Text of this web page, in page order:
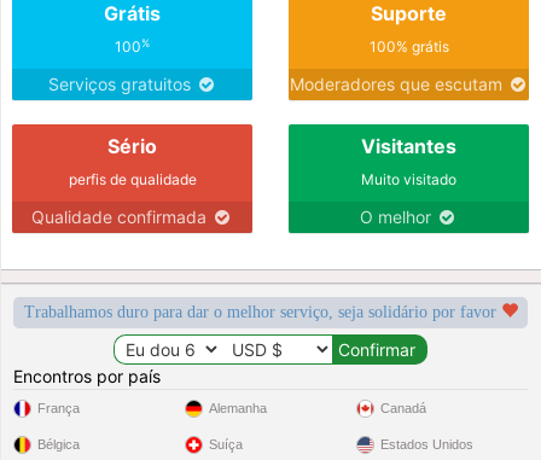
Grátis
100%
Serviços gratuitos
Suporte
100% grátis
Moderadores que escutam
Sério
perfis de qualidade
Qualidade confirmada
Visitantes
Muito visitado
O melhor
Trabalhamos duro para dar o melhor serviço, seja solidário por favor
Encontros por país
França
Bélgica
Alemanha
Suíça
Canadá
Estados Unidos